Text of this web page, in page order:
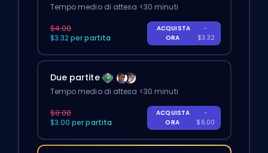
Tempo medio di attesa <30 minuti
$4.00
$3.32 per partita
ACQUISTA
ORA
-
$3.32
Due partite
Tempo medio di attesa <30 minuti
$8.00
$3.00 per partita
ACQUISTA
ORA
-
$6.00